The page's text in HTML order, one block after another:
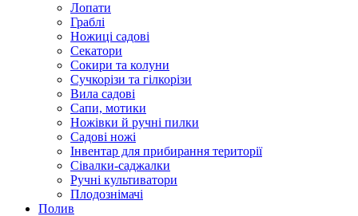
Лопати
Граблі
Ножиці садові
Секатори
Сокири та колуни
Сучкорізи та гілкорізи
Вила садові
Сапи, мотики
Ножівки й ручні пилки
Садові ножі
Інвентар для прибирання території
Сівалки-саджалки
Ручні культиватори
Плодознімачі
Полив